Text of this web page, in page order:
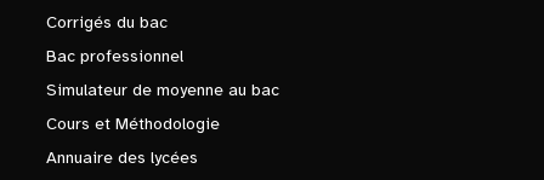
Corrigés du bac
Bac professionnel
Simulateur de moyenne au bac
Cours et Méthodologie
Annuaire des lycées